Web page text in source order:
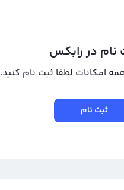
نام در رابکس
امکانات لطفا ثبت نام کنید.
ثبت نام